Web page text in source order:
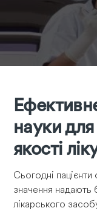
науки
якості
Сьогодні
значення надають
лікарського